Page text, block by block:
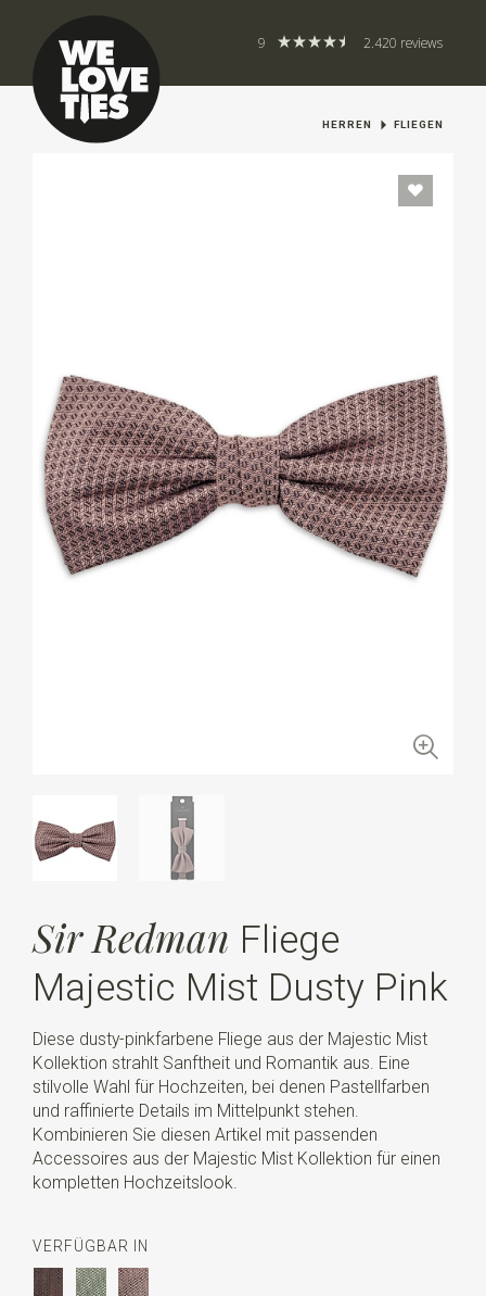
9 2.420 reviews
HERREN FLIEGEN
Sir Redman Fliege
Majestic Mist Dusty Pink
Diese dusty-pinkfarbene Fliege aus der Majestic Mist
Kollektion strahlt Sanftheit und Romantik aus. Eine
stilvolle Wahl für Hochzeiten, bei denen Pastellfarben
und raffinierte Details im Mittelpunkt stehen.
Kombinieren Sie diesen Artikel mit passenden
Accessoires aus der Majestic Mist Kollektion für einen
kompletten Hochzeitslook.
VERFÜGBAR IN